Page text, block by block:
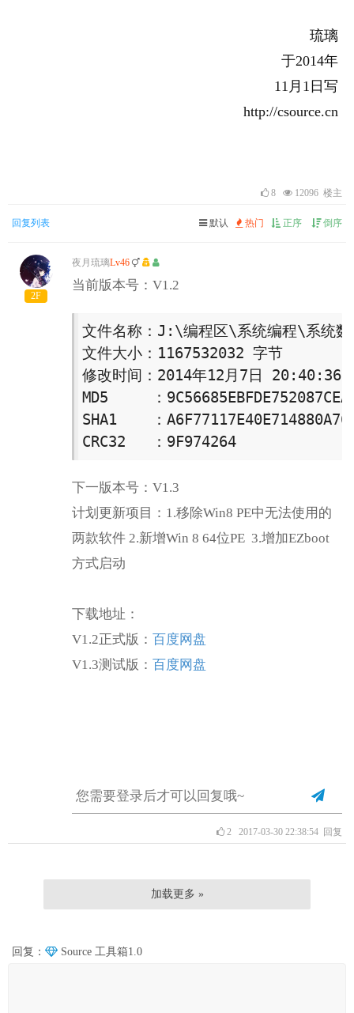
琉璃
于2014年
11月1日写
http://csource.cn
8 12096 楼主
回复列表 默认 热门 正序 倒序
2F
夜月琉璃Lv46
当前版本号：V1.2
文件名称：J:\编程区\系统编程\系统
文件大小：1167532032 字节
修改时间：2014年12月7日 20:40:36
MD5     ：
SHA1    ：
CRC32   ：9F974264
下一版本号：V1.3
计划更新项目：1.移除Win8 PE中无法使用的
两款软件 2.新增Win 8 64位PE 3.增加EZboot
方式启动
下载地址：
V1.2正式版：百度网盘
V1.3测试版：百度网盘
22017-03-30 22:38:54 回复
加载更多 »
回复： Source 工具箱1.0